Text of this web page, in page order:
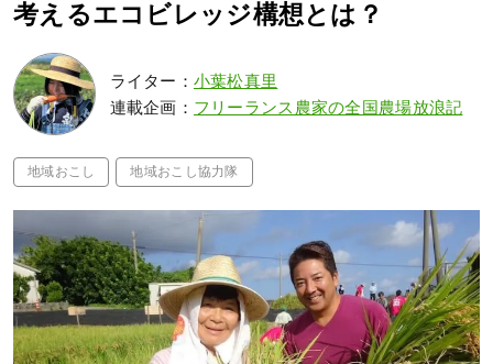
考えるエコビレッジ構想とは？
ライター： 小葉松真里
連載企画： フリーランス農家の全国農場放浪記
地域おこし 地域おこし協力隊